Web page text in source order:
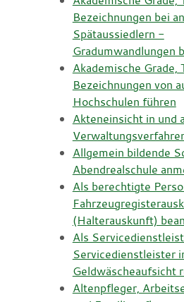
Bezeichnungen bei
Spätaussiedlern -
Gradumwandlungen
Akademische Grade,
Bezeichnungen von
Hochschulen führen
Akteneinsicht in und
Allgemein bildende
Abendrealschule
Als berechtigte
(Halterauskunft)
Als
Servicedienstleister
Geldwäscheaufsicht
Altenpfleger,